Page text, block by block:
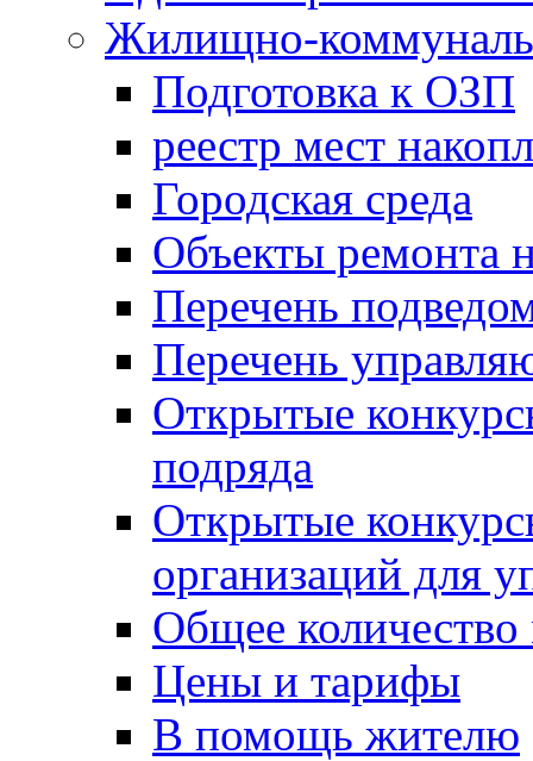
Жилищно-
Подготовка к ОЗП
реестр мест
Городская среда
Объекты ремонта
Перечень
Перечень
Открытые
подряда
Открытые
организаций для
Общее
Цены и тарифы
В помощь жителю